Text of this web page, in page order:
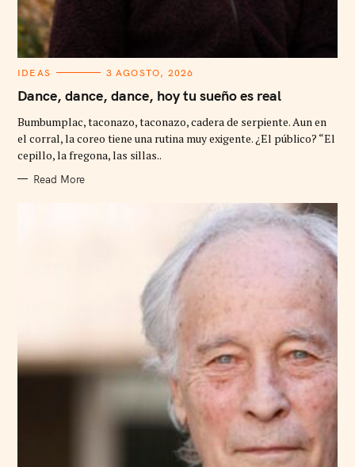
C
T
E
O
R
I
E
IDEAS 3 AGOSTO, 2026
Dance, dance, dance, hoy tu sueño es real
Bumbumplac, taconazo, taconazo, cadera de serpiente. Aun en
el corral, la coreo tiene una rutina muy exigente. ¿El público? “El
cepillo, la fregona, las sillas..
Read More